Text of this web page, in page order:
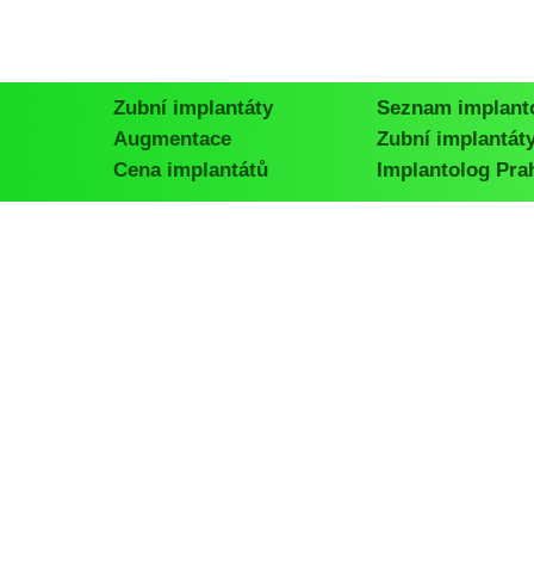
Zubní implantáty
Seznam
Augmentace
Zubní
Cena implantátů
Implantolog